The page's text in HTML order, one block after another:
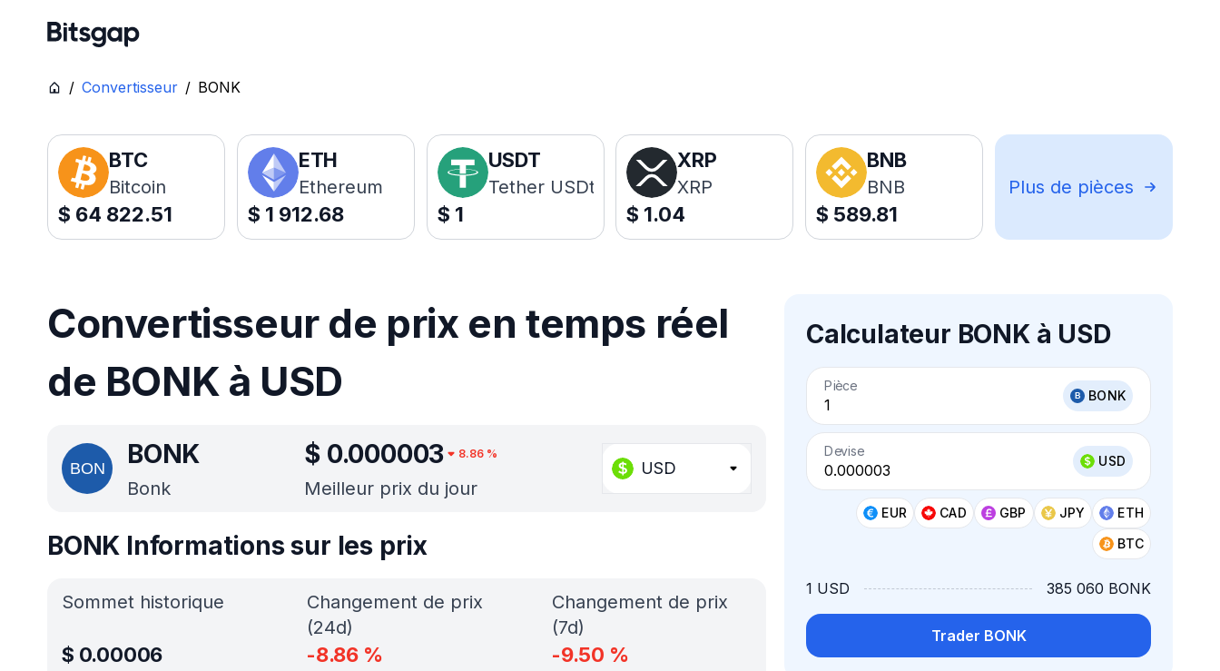
/ Convertisseur / BONK
BTC
Bitcoin
$ 64 822.51
ETH
Ethereum
$ 1 912.68
USDT
Tether USDt
$ 1
XRP
XRP
$ 1.04
BNB
BNB
$ 589.81
Plus de pièces
Convertisseur de prix en temps réel
de BONK à USD
BONK
Bonk
$ 0.000003 8.86 %
Meilleur prix du jour
USD
Calculateur BONK à USD
Pièce
BONK
Devise
USD
EUR CAD GBP JPY
ETH
BTC
1 USD 385 060 BONK
Trader BONK
BONK Informations sur les prix
Sommet historique
$ 0.00006
Changement de prix
(24d)
-8.86 %
Changement de prix
(7d)
-9.50 %